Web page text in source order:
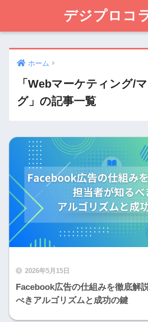
デジプロコ
ホーム
「Webマーケティング/
グ」の記事一覧
2026年5月15日
Facebook広告の仕組みを徹底解
べきアルゴリズムと成功の鍵